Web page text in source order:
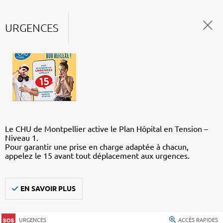
URGENCES
Le CHU de Montpellier active le Plan Hôpital en Tension –
Niveau 1.
Pour garantir une prise en charge adaptée à chacun,
appelez le 15 avant tout déplacement aux urgences.
EN SAVOIR PLUS
URGENCES ACCÈS RAPIDES